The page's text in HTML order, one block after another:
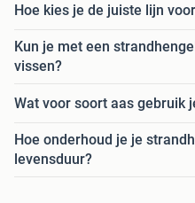
Hoe kies je de juiste lijn
Kun je met een
vissen?
Wat voor soort aas gebruik
Hoe onderhoud je je
levensduur?